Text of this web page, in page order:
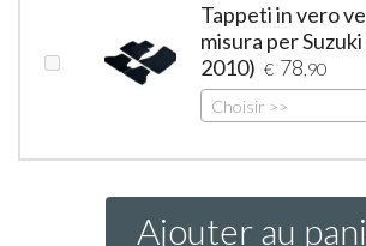
Tappeti in vero
misura per
2010) € 78 ,90
Choisir >>
Ajouter au